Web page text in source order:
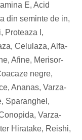
E, Acid
din seminte de in,
Proteaza I,
Celulaza, Alfa-
Afine, Merisor-
negre,
Ananas, Varza-
Sparanghel,
Varza-
Hiratake, Reishi,